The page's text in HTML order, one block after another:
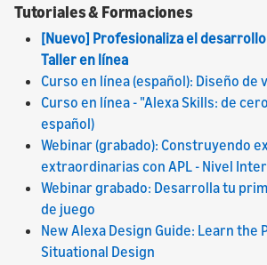
Tutoriales & Formaciones
[Nuevo] Profesionaliza el desarrollo
Taller en línea
Curso en línea (español): Diseño de
Curso en línea - "Alexa Skills: de
español)
Webinar (grabado): Construyendo
extraordinarias con APL - Nivel
Webinar grabado: Desarrolla tu
de juego
New Alexa Design Guide: Learn the
Situational Design